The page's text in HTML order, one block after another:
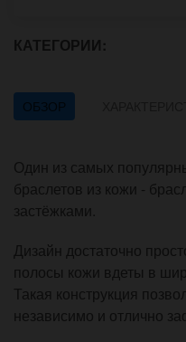
КАТЕГОРИИ:
ОБЗОР
Один из самых
браслетов из кожи -
застёжками.
Дизайн достаточно
полосы кожи вдеты в
Такая конструкция
независимо и отлично